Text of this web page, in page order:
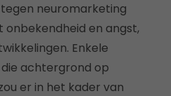
neuromarketing
en angst,
Enkele
achtergrond op
er in het kader van